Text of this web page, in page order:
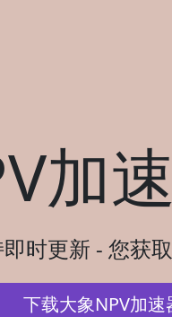
加
时更新 - 您获
下载大象NPV加